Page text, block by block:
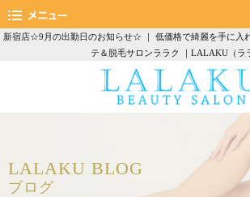
新宿店☆9月の出勤日のお知らせ☆ ｜ 低価格で綺麗を手に入
テ＆脱毛サロンララク ｜LALAKU（ラ
LALAKU BLOG
ブログ